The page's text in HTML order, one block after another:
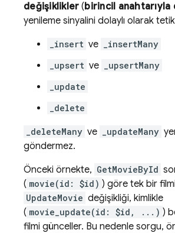
değişiklikler (birincil anahtarıyla
yenileme sinyalini dolaylı olarak
_insert ve
_insertMany
_upsert ve
_upsertMany
_update
_delete
_deleteMany ve _updateMany
göndermez.
Önceki örnekte, GetMovieById
( movie(id: $id) ) göre tek bir
UpdateMovie değişikliği, kimlikle
( movie_update(id: $id, ...) )
filmi günceller. Bu nedenle sorgu,